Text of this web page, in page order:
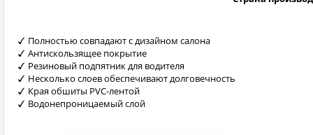
Полностью совпадают с дизайном салона
Антискользящее покрытие
Резиновый подпятник для водителя
Несколько слоев обеспечивают долговечность
Края обшиты PVC-лентой
Водонепроницаемый слой